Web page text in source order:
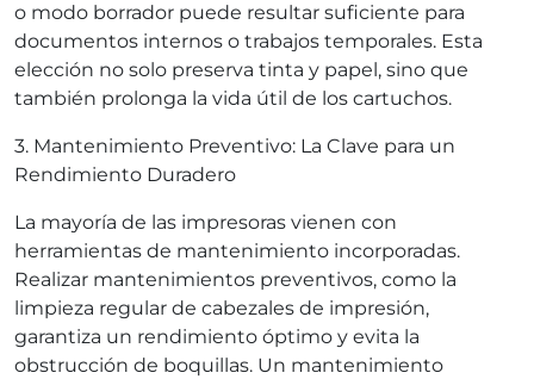
o modo borrador puede resultar suficiente para
documentos internos o trabajos temporales. Esta
elección no solo preserva tinta y papel, sino que
también prolonga la vida útil de los cartuchos.
3. Mantenimiento Preventivo: La Clave para un
Rendimiento Duradero
La mayoría de las impresoras vienen con
herramientas de mantenimiento incorporadas.
Realizar mantenimientos preventivos, como la
limpieza regular de cabezales de impresión,
garantiza un rendimiento óptimo y evita la
obstrucción de boquillas. Un mantenimiento